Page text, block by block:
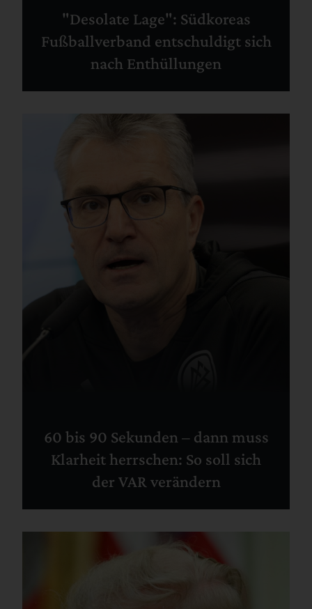
"Desolate Lage": Südkoreas
Fußballverband entschuldigt sich
nach Enthüllungen
60 bis 90 Sekunden – dann muss
Klarheit herrschen: So soll sich
der VAR verändern